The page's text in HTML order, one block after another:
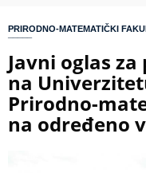
PRIRODNO-MATEMATIČKI
Javni oglas
na
Prirodno-
na određeno